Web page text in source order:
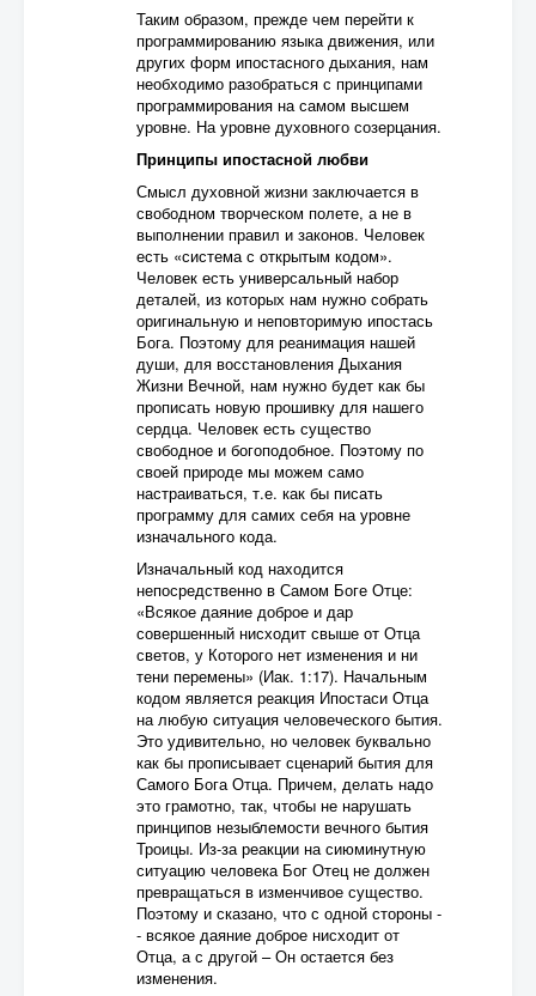
Таким образом, прежде чем перейти к
программированию языка движения, или
других форм ипостасного дыхания, нам
необходимо разобраться с принципами
программирования на самом высшем
уровне. На уровне духовного созерцания.
Принципы ипостасной любви
Смысл духовной жизни заключается в
свободном творческом полете, а не в
выполнении правил и законов. Человек
есть «система с открытым кодом».
Человек есть универсальный набор
деталей, из которых нам нужно собрать
оригинальную и неповторимую ипостась
Бога. Поэтому для реанимация нашей
души, для восстановления Дыхания
Жизни Вечной, нам нужно будет как бы
прописать новую прошивку для нашего
сердца. Человек есть существо
свободное и богоподобное. Поэтому по
своей природе мы можем само
настраиваться, т.е. как бы писать
программу для самих себя на уровне
изначального кода.
Изначальный код находится
непосредственно в Самом Боге Отце:
«Всякое даяние доброе и дар
совершенный нисходит свыше от Отца
светов, у Которого нет изменения и ни
тени перемены» (Иак. 1:17). Начальным
кодом является реакция Ипостаси Отца
на любую ситуация человеческого бытия.
Это удивительно, но человек буквально
как бы прописывает сценарий бытия для
Самого Бога Отца. Причем, делать надо
это грамотно, так, чтобы не нарушать
принципов незыблемости вечного бытия
Троицы. Из-за реакции на сиюминутную
ситуацию человека Бог Отец не должен
превращаться в изменчивое существо.
Поэтому и сказано, что с одной стороны -
- всякое даяние доброе нисходит от
Отца, а с другой – Он остается без
изменения.